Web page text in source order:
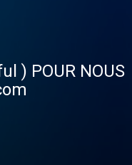
) POUR NOUS